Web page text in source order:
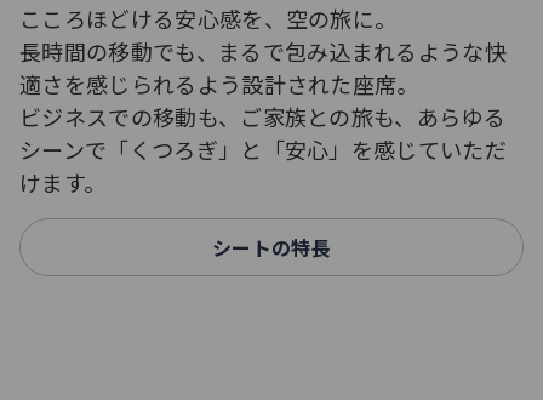
こころほどける安心感を、空の旅に。
長時間の移動でも、まるで包み込まれるような快
適さを感じられるよう設計された座席。
ビジネスでの移動も、ご家族との旅も、あらゆる
シーンで「くつろぎ」と「安心」を感じていただ
けます。
シートの特長